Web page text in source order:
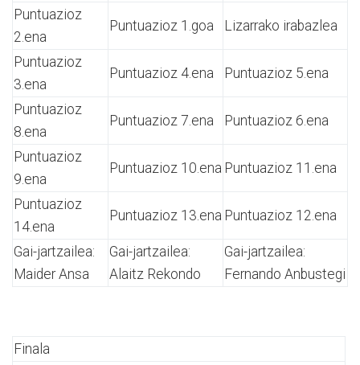
Puntuazioz
2.ena
Puntuazioz 1.goa Lizarrako irabazlea
Puntuazioz
3.ena
Puntuazioz 4.ena Puntuazioz 5.ena
Puntuazioz
8.ena
Puntuazioz 7.ena Puntuazioz 6.ena
Puntuazioz
9.ena
Puntuazioz 10.ena Puntuazioz 11.ena
Puntuazioz
14.ena
Puntuazioz 13.ena Puntuazioz 12.ena
Gai-jartzailea:
Maider Ansa
Gai-jartzailea:
Alaitz Rekondo
Gai-jartzailea:
Fernando Anbustegi
Finala